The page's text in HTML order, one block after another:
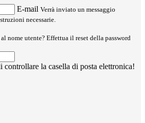
E-mail Verrà inviato un messaggio
necessarie.
nome utente? Effettua il reset della password
controllare la casella di posta elettronica!